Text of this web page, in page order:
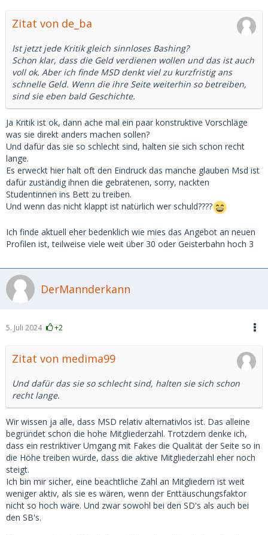
Zitat von de_ba
Ist jetzt jede Kritik gleich sinnloses Bashing?
Schon klar, dass die Geld verdienen wollen und das ist auch
voll ok. Aber ich finde MSD denkt viel zu kurzfristig ans
schnelle Geld. Wenn die ihre Seite weiterhin so betreiben,
sind sie eben bald Geschichte.
Ja Kritik ist ok, dann ache mal ein paar konstruktive Vorschläge
was sie direkt anders machen sollen?
Und dafür das sie so schlecht sind, halten sie sich schon recht
lange.
Es erweckt hier halt oft den Eindruck das manche glauben Msd ist
dafür zuständig ihnen die gebratenen, sorry, nackten
Studentinnen ins Bett zu treiben.
Und wenn das nicht klappt ist natürlich wer schuld????
Ich finde aktuell eher bedenklich wie mies das Angebot an neuen
Profilen ist, teilweise viele weit über 30 oder Geisterbahn hoch 3
DerMannderkann
5. Juli 2024 +2
Zitat von medima99
Und dafür das sie so schlecht sind, halten sie sich schon
recht lange.
Wir wissen ja alle, dass MSD relativ alternativlos ist. Das alleine
begründet schon die hohe Mitgliederzahl. Trotzdem denke ich,
dass ein restriktiver Umgang mit Fakes die Qualität der Seite so in
die Höhe treiben würde, dass die aktive Mitgliederzahl eher noch
steigt.
Ich bin mir sicher, eine beachtliche Zahl an Mitgliedern ist weit
weniger aktiv, als sie es wären, wenn der Enttäuschungsfaktor
nicht so hoch wäre. Und zwar sowohl bei den SD's als auch bei
den SB's.